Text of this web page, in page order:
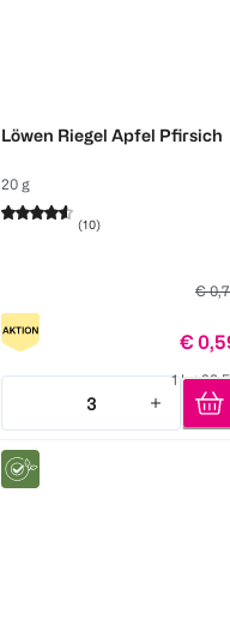
Löwen Riegel Apfel Pfirsich
20 g
(10)
€
€
1 kg
3
Quantity: 3